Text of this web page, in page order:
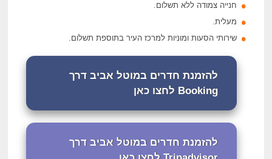
חנייה צמודה ללא תשלום.
מעלית.
שירותי הסעות ומוניות למרכז העיר בתוספת תשלום.
להזמנת חדרים במוטל אביב דרך
Booking לחצו כאן
להזמנת חדרים במוטל אביב דרך